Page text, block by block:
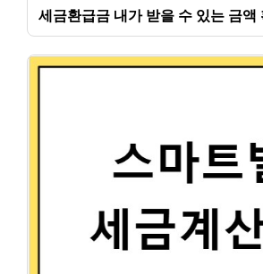
세금환급금 내가 받을 수 있는 금액